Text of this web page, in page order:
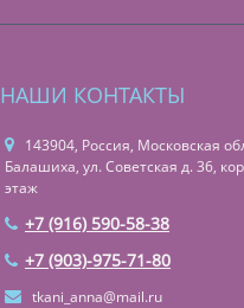
НАШИ КОНТАКТЫ
143904, Россия, Московская
Балашиха, ул. Советская д. 36,
этаж
+7 (916) 590-58-38
+7 (903)-975-71-80
tkani_anna@mail.ru